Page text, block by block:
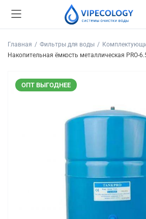
Главная Фильтры для воды
Накопительная ёмкость металлическая PRO-
ОПТ ВЫГОДНЕЕ